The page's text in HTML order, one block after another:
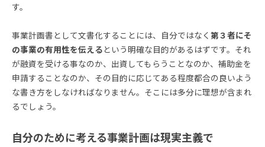
す。
事業計画書として文書化することには、自分ではなく 第３者にそ
の事業の有用性を伝える という明確な目的があるはずです。それ
が融資を受ける事なのか、出資してもらうことなのか、補助金を
申請することなのか、その目的に応じてある程度都合の良いよう
な書き方をしなければなりません。そこには多分に理想が含まれ
るでしょう。
自分のために考える事業計画は現実主義で